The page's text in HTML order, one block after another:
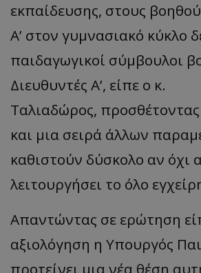
εκπαίδευσης, στους
Α’ στον γυμνασιακό κύκλο
παιδαγωγικοί σύμβουλοι
Διευθυντές Α’, είπε ο κ.
Ταλιαδώρος,
και μια σειρά άλλων
καθιστούν δύσκολο αν όχι
λειτουργήσει το όλο
Απαντώντας σε ερώτηση
αξιολόγηση η Υπουργός
προτείνει μια νέα θέση